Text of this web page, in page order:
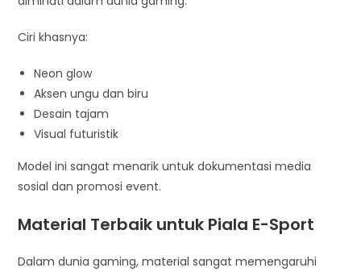
Ciri khasnya:
Neon glow
Aksen ungu dan biru
Desain tajam
Visual futuristik
Model ini sangat menarik untuk dokumentasi media
sosial dan promosi event.
Material Terbaik untuk Piala E-Sport
Dalam dunia gaming, material sangat memengaruhi